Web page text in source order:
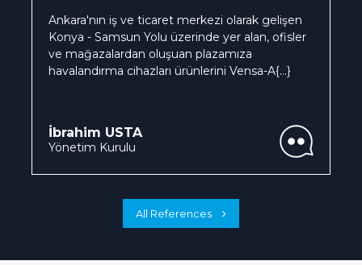
Ankara'nın iş ve ticaret merkezi olarak gelişen
Konya - Samsun Yolu üzerinde yer alan, ofisler
ve mağazalardan oluşuan plazamıza
havalandırma cihazları ürünlerini Vensa-A{...}
İbrahim USTA
Yönetim Kurulu
All References